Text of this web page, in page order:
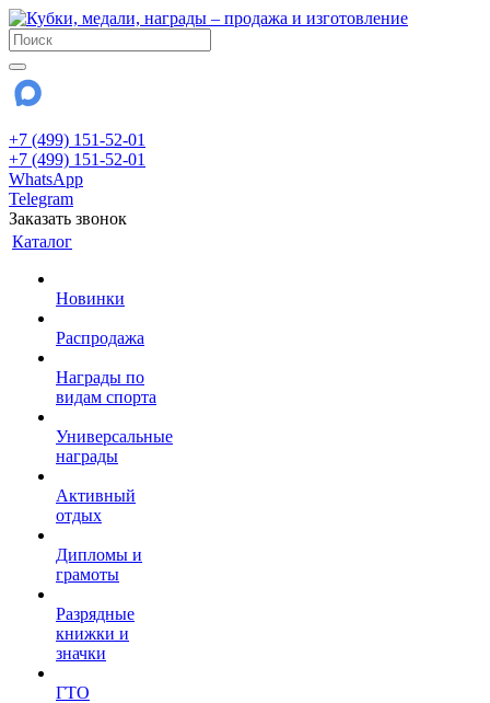
+7 (499) 151-52-01
+7 (499) 151-52-01
WhatsApp
Telegram
Заказать звонок
Каталог
Новинки
Распродажа
Награды по
видам спорта
Универсальные
награды
Активный
отдых
Дипломы и
грамоты
Разрядные
книжки и
значки
ГТО